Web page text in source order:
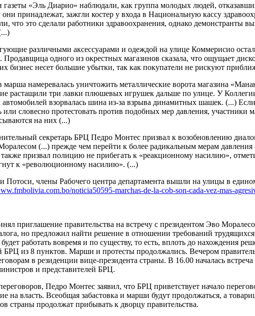
«Эль Диарио» наблюдали, как группа молодых людей,
принадлежат, зажгли костер у входа в Национальную кассу
что это сделали работники здравоохранения, однако демонстранты
различными аксессуарами и одеждой на улице Коммерисио
Продавщица одного из окрестных магазинов сказала, что ощущает
бизнес несет большие убытки, так как покупатели не рискуют
марша намеревалась уничтожить металлические ворота магазина
растащили три лавки плюшевых игрушек дальше по улице. У
автомобилей взорвалась шина из-за взрыва динамитных шашек. (...)
или словесно протестовать против подобных мер давления, участники
на них (...)
секретарь БРЦ Педро Монтес призвал к возобновлению
(...) прежде чем перейти к более радикальным мерам
призвал полицию не прибегать к «реакционному насилию»,
к «революционному насилию». (...)
и Потоси, члены Рабочего центра департамента вышли на улицы в
noticia50595-marchas-de-la-cob-son-cada-vez-mas-
приглашение правительства на встречу с президентом Эво
но предложил найти решение в отношении требований
работать вовремя и по существу, то есть, вплоть до нахождения
БРЦ из 8 пунктов. Марши и протесты продолжались. Вечером
в резиденции вице-президента страны. В 16.00 началась встреча
и представителей БРЦ.
Педро Монтес заявил, что БРЦ приветствует начало
на власть. Всеобщая забастовка и марши будут продолжаться, а
страны продолжат прибывать к дворцу правительства.